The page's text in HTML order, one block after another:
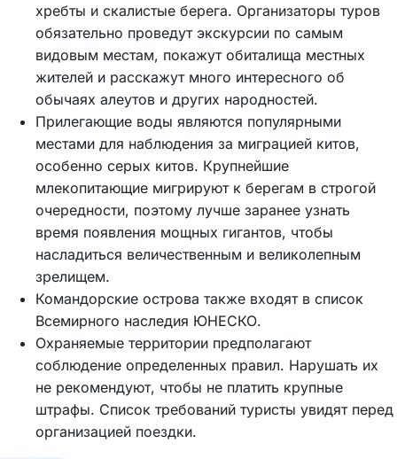
хребты и скалистые берега. Организаторы туров
обязательно проведут экскурсии по самым
видовым местам, покажут обиталища местных
жителей и расскажут много интересного об
обычаях алеутов и других народностей.
Прилегающие воды являются популярными
местами для наблюдения за миграцией китов,
особенно серых китов. Крупнейшие
млекопитающие мигрируют к берегам в строгой
очередности, поэтому лучше заранее узнать
время появления мощных гигантов, чтобы
насладиться величественным и великолепным
зрелищем.
Командорские острова также входят в список
Всемирного наследия ЮНЕСКО.
Охраняемые территории предполагают
соблюдение определенных правил. Нарушать их
не рекомендуют, чтобы не платить крупные
штрафы. Список требований туристы увидят перед
организацией поездки.